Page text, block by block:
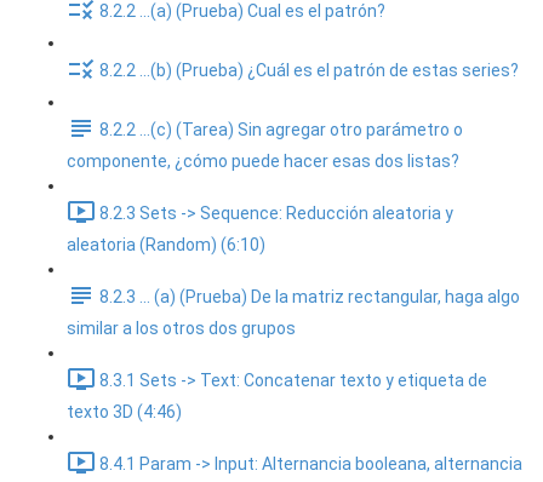
8.2.2 ...(a) (Prueba) Cual es el patrón?
8.2.2 ...(b) (Prueba) ¿Cuál es el patrón de estas series?
8.2.2 ...(c) (Tarea) Sin agregar otro parámetro o
componente, ¿cómo puede hacer esas dos listas?
8.2.3 Sets -> Sequence: Reducción aleatoria y
aleatoria (Random) (6:10)
8.2.3 ... (a) (Prueba) De la matriz rectangular, haga algo
similar a los otros dos grupos
8.3.1 Sets -> Text: Concatenar texto y etiqueta de
texto 3D (4:46)
8.4.1 Param -> Input: Alternancia booleana, alternancia